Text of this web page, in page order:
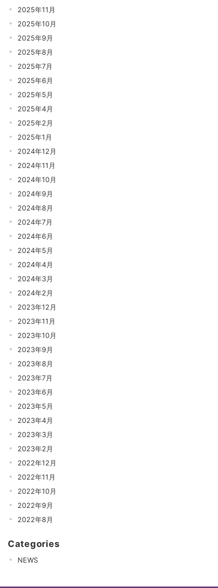
2025年11月
2025年10月
2025年9月
2025年8月
2025年7月
2025年6月
2025年5月
2025年4月
2025年2月
2025年1月
2024年12月
2024年11月
2024年10月
2024年9月
2024年8月
2024年7月
2024年6月
2024年5月
2024年4月
2024年3月
2024年2月
2023年12月
2023年11月
2023年10月
2023年9月
2023年8月
2023年7月
2023年6月
2023年5月
2023年4月
2023年3月
2023年2月
2022年12月
2022年11月
2022年10月
2022年9月
2022年8月
Categories
NEWS